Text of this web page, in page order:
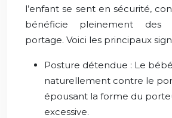
l’enfant se sent en sécurité,
bénéficie pleinement des
portage. Voici les principaux
Posture détendue : Le
naturellement contre le
épousant la forme du
excessive.